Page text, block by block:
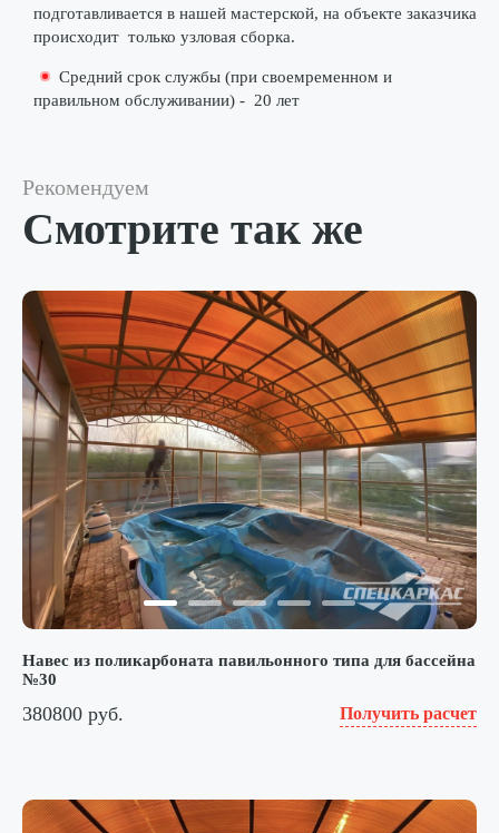
подготавливается в нашей мастерской, на объекте заказчика
происходит только узловая сборка.
Средний срок службы (при своемременном и
правильном обслуживании) - 20 лет
Рекомендуем
Смотрите так же
Навес из поликарбоната павильонного типа для бассейна
№30
380800 руб. Получить расчет